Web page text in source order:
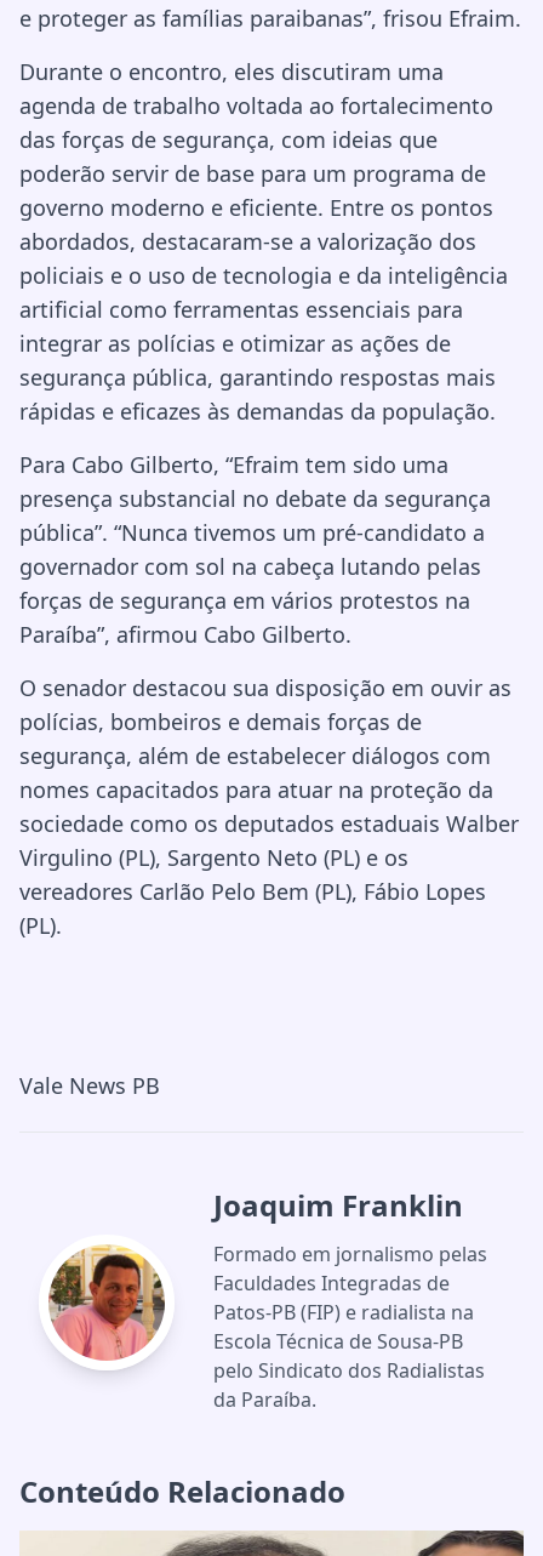
e proteger as famílias paraibanas”, frisou Efraim.
Durante o encontro, eles discutiram uma
agenda de trabalho voltada ao fortalecimento
das forças de segurança, com ideias que
poderão servir de base para um programa de
governo moderno e eficiente. Entre os pontos
abordados, destacaram-se a valorização dos
policiais e o uso de tecnologia e da inteligência
artificial como ferramentas essenciais para
integrar as polícias e otimizar as ações de
segurança pública, garantindo respostas mais
rápidas e eficazes às demandas da população.
Para Cabo Gilberto, “Efraim tem sido uma
presença substancial no debate da segurança
pública”. “Nunca tivemos um pré-candidato a
governador com sol na cabeça lutando pelas
forças de segurança em vários protestos na
Paraíba”, afirmou Cabo Gilberto.
O senador destacou sua disposição em ouvir as
polícias, bombeiros e demais forças de
segurança, além de estabelecer diálogos com
nomes capacitados para atuar na proteção da
sociedade como os deputados estaduais Walber
Virgulino (PL), Sargento Neto (PL) e os
vereadores Carlão Pelo Bem (PL), Fábio Lopes
(PL).
Vale News PB
Joaquim Franklin
Formado em jornalismo pelas
Faculdades Integradas de
Patos-PB (FIP) e radialista na
Escola Técnica de Sousa-PB
pelo Sindicato dos Radialistas
da Paraíba.
Conteúdo Relacionado